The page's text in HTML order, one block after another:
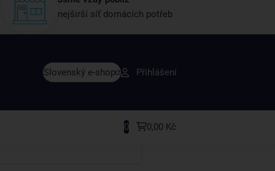
nejširší síť domácích potřeb
Slovenský e-shop Přihlášení
0 0,00 Kč